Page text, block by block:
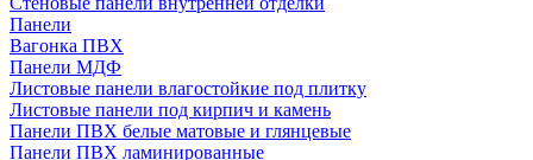
Панели
Вагонка ПВХ
Панели МДФ
Листовые панели влагостойкие под плитку
Листовые панели под кирпич и камень
Панели ПВХ белые матовые и глянцевые
Панели ПВХ ламинированные